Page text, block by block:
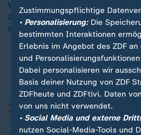
00:16
Wiederaufbau der Ukraine. Im
Infrastrukturhilfen. Auch Kanzler
Selenskyj sind dabei.
Zustimmungspflichtige
• Personalisierung:Die
bestimmten Interaktionen
Erlebnis im Angebot des ZDF
und
Dabei personalisieren wir
Basis deiner Nutzung von ZDF
ZDFheute und ZDFtivi. Daten
von uns nicht verwendet.
• Social Media und externe
nutzen Social-Media-Tools und